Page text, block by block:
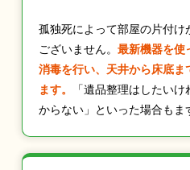
孤独死によって部屋の片付け
ございません。 最新機器を使
消毒を行い、天井から床底
ます。
「遺品整理はしたい
からない」といった場合もま